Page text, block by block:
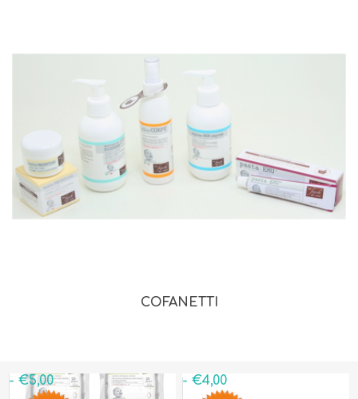
COFANETTI
- €5,00 - €4,00